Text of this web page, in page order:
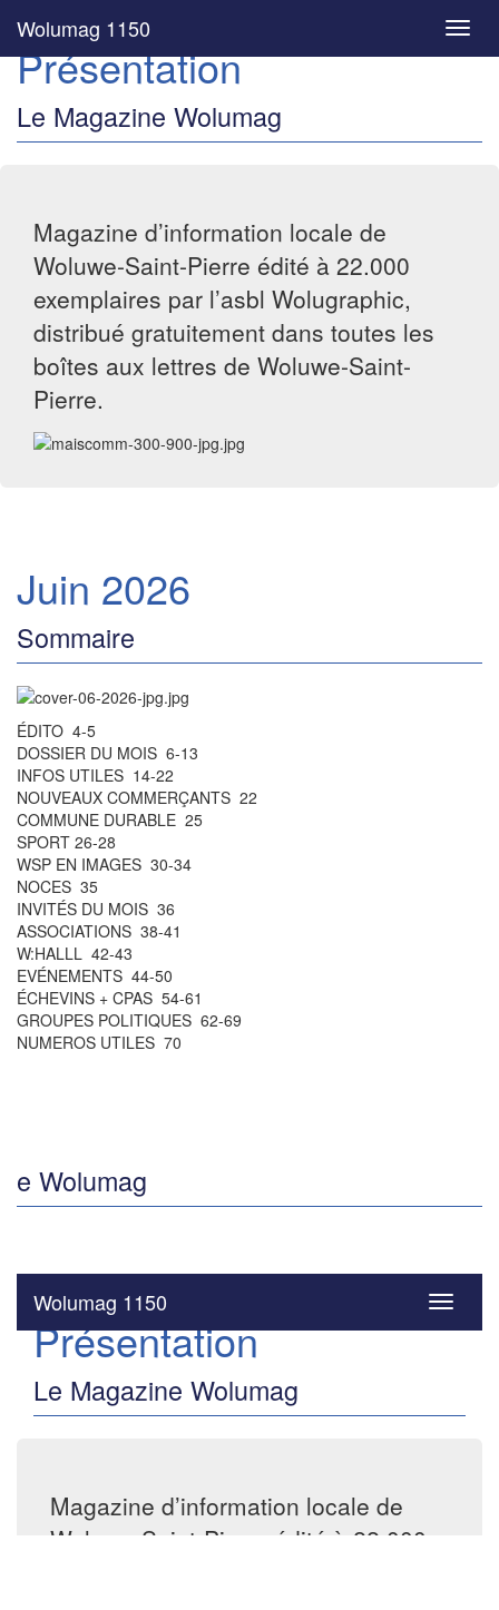
Wolumag 1150
Présentation
Le Magazine Wolumag
Magazine d’information locale de
Woluwe-Saint-Pierre édité à 22.000
exemplaires par l’asbl Wolugraphic,
distribué gratuitement dans toutes les
boîtes aux lettres de Woluwe-Saint-
Pierre.
Juin 2026
Sommaire
ÉDITO 4-5
DOSSIER DU MOIS 6-13
INFOS UTILES 14-22
NOUVEAUX COMMERÇANTS 22
COMMUNE DURABLE 25
SPORT 26-28
WSP EN IMAGES 30-34
NOCES 35
INVITÉS DU MOIS 36
ASSOCIATIONS 38-41
W:HALLL 42-43
EVÉNEMENTS 44-50
ÉCHEVINS + CPAS 54-61
GROUPES POLITIQUES 62-69
NUMEROS UTILES 70
e Wolumag